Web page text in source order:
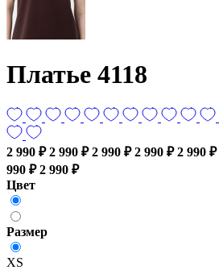
Платье 4118
2 990 ₽ 2 990 ₽ 2 990 ₽ 2 990 ₽ 2 990 ₽
990 ₽ 2 990 ₽
Цвет
Размер
XS